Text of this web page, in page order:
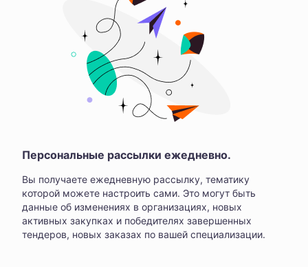
Персональные рассылки ежедневно.
Вы получаете ежедневную рассылку, тематику
которой можете настроить сами. Это могут быть
данные об изменениях в организациях, новых
активных закупках и победителях завершенных
тендеров, новых заказах по вашей специализации.